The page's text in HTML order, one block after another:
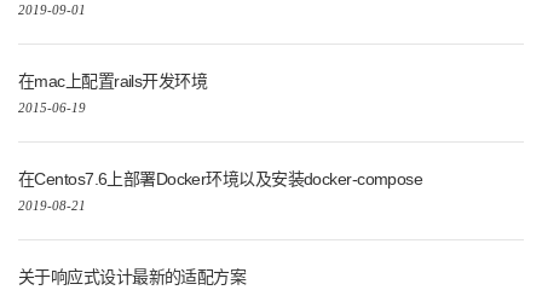
2019-09-01
在mac上配置rails开发环境
2015-06-19
在Centos7.6上部署Docker环境以及安装docker-compose
2019-08-21
关于响应式设计最新的适配方案